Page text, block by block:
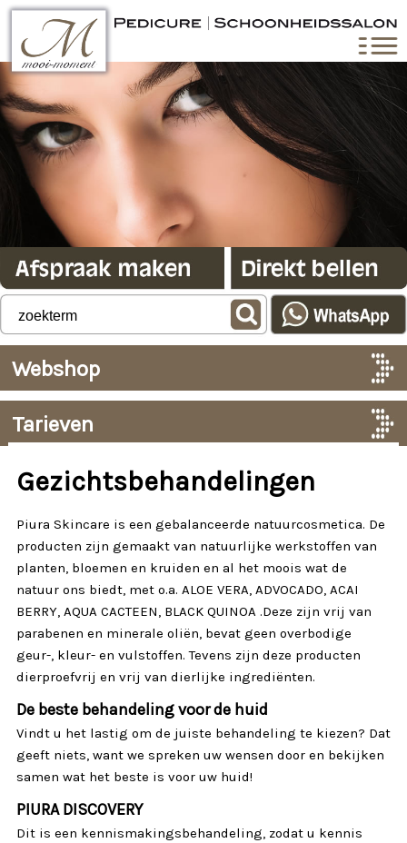
Webshop
Tarieven
Gezichtsbehandelingen
Piura Skincare is een gebalanceerde natuurcosmetica. De
producten zijn gemaakt van natuurlijke werkstoffen van
planten, bloemen en kruiden en al het moois wat de
natuur ons biedt, met o.a. ALOE VERA, ADVOCADO, ACAI
BERRY, AQUA CACTEEN, BLACK QUINOA .Deze zijn vrij van
parabenen en minerale oliën, bevat geen overbodige
geur-, kleur- en vulstoffen. Tevens zijn deze producten
dierproefvrij en vrij van dierlijke ingrediënten.
De beste behandeling voor de huid
Vindt u het lastig om de juiste behandeling te kiezen? Dat
geeft niets, want we spreken uw wensen door en bekijken
samen wat het beste is voor uw huid!
PIURA DISCOVERY
Dit is een kennismakingsbehandeling, zodat u kennis